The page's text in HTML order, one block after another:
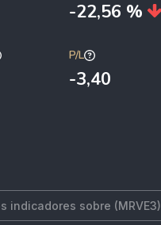
-22,56 %
P/L
-3,40
indicadores sobre (MRVE3)